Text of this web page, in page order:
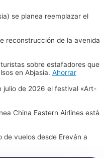
se planea reemplazar el
reconstrucción de la avenida
sobre estafadores que
en Abjasia. Ahorrar
julio de 2026 el festival «Art-
China Eastern Airlines está
de vuelos desde Ereván a